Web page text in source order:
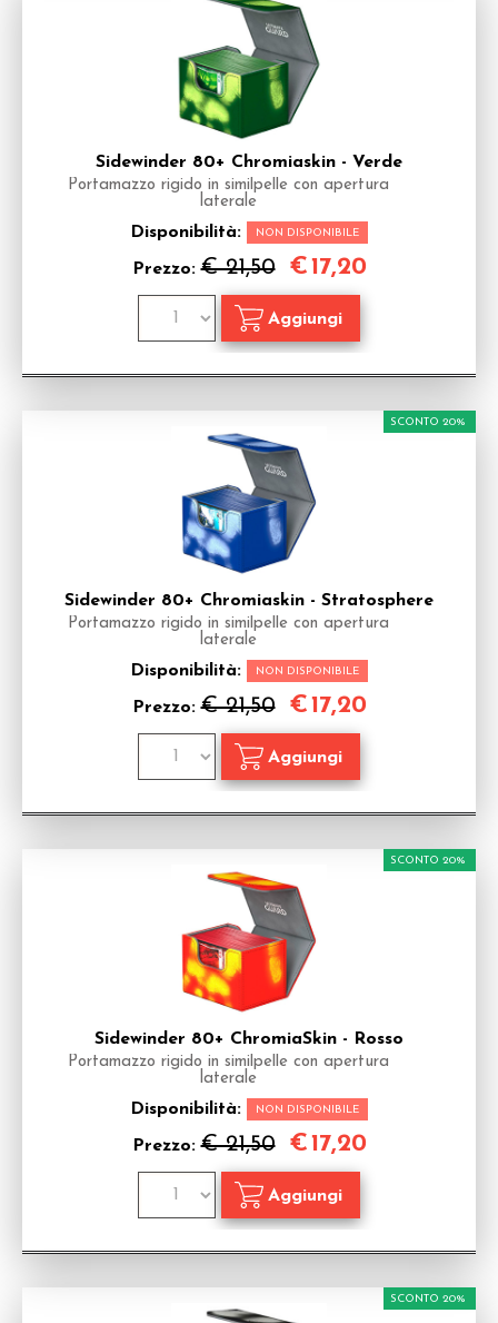
Sidewinder 80+ Chromiaskin - Verde
Portamazzo rigido in similpelle con apertura
laterale
Disponibilità: NON DISPONIBILE
Prezzo:€ 21,50 €17,20
Sidewinder 80+ Chromiaskin - Stratosphere
Portamazzo rigido in similpelle con apertura
laterale
Disponibilità: NON DISPONIBILE
Prezzo:€ 21,50
SCONTO 20%
€17,20
Sidewinder 80+ ChromiaSkin - Rosso
Portamazzo rigido in similpelle con apertura
laterale
Disponibilità: NON DISPONIBILE
Prezzo:€ 21,50
SCONTO 20%
€17,20
SCONTO 20%